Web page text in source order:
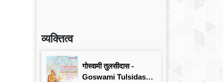
व्यक्तित्व
गोस्वामी तुलसीदास -
Goswami Tulsidas: